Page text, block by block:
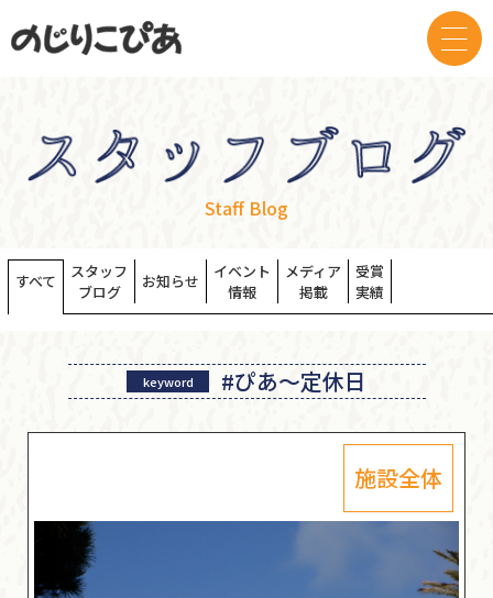
Staff Blog
すべて
スタッフ
ブログ
お知らせ
イベント
情報
メディア
掲載
受賞
実績
keyword #ぴあ～定休日
施設全体